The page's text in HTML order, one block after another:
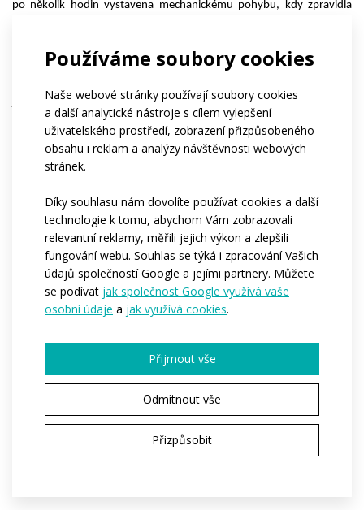
Používáme soubory cookies
Naše webové stránky používají soubory cookies
a další analytické nástroje s cílem vylepšení
uživatelského prostředí, zobrazení přizpůsobeného
obsahu i reklam a analýzy návštěvnosti webových
stránek.
Díky souhlasu nám dovolíte používat cookies a další
technologie k tomu, abychom Vám zobrazovali
relevantní reklamy, měřili jejich výkon a zlepšili
fungování webu. Souhlas se týká i zpracování Vašich
údajů společností Google a jejími partnery. Můžete
se podívat jak společnost Google využívá vaše
osobní údaje a jak využívá cookies.
Přijmout vše
Odmítnout vše
Přizpůsobit
po několik hodin vystavena mechanickému pohybu, kdy zpravidla
místa ošetříš čistou lékařskou či speciálně pro triatlon určenou
je ukončení zipu, tzn. v okolí pupku, kde na konci Ironmana, pokud se
předem v daném místě nenatřeš, budeš mít vydřený čtvereček o
rozměru cca 4 x 4 centimetru, který Ti utrpení ze závodu bude
připomínat ještě minimálně další týden.
Radek Zich v triatlonové kombinéze REVOLT na Memoriálu
MUDr. Josefa Podmolíka, 5. 11. 2022.